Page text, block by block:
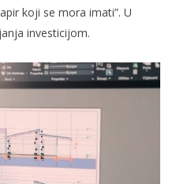
koji se mora imati”. U
investicijom.